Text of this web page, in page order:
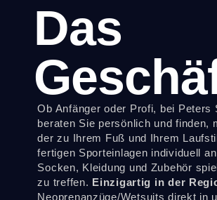
Das
Ob Anfänger oder Profi, bei
beraten Sie persönlich und finden,
der zu Ihrem Fuß und Ihrem
fertigen Sporteinlagen individuell
Socken, Kleidung und Zubehör
zu treffen. Einzigartig in der
Neoprenanzüge/Wetsuits direkt in